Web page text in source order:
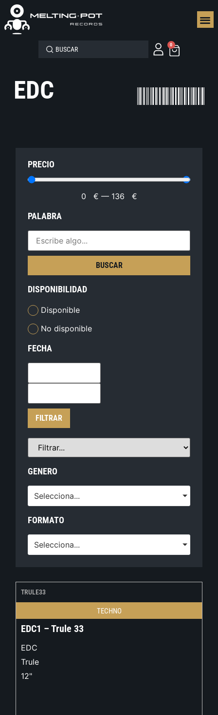
0
EDC
PRECIO
0 € — 136 €
PALABRA
BUSCAR
DISPONIBILIDAD
Disponible
No disponible
FECHA
FILTRAR
GENERO
Selecciona...
FORMATO
Selecciona...
TRULE33
TECHNO
EDC1 – Trule 33
EDC
Trule
12"